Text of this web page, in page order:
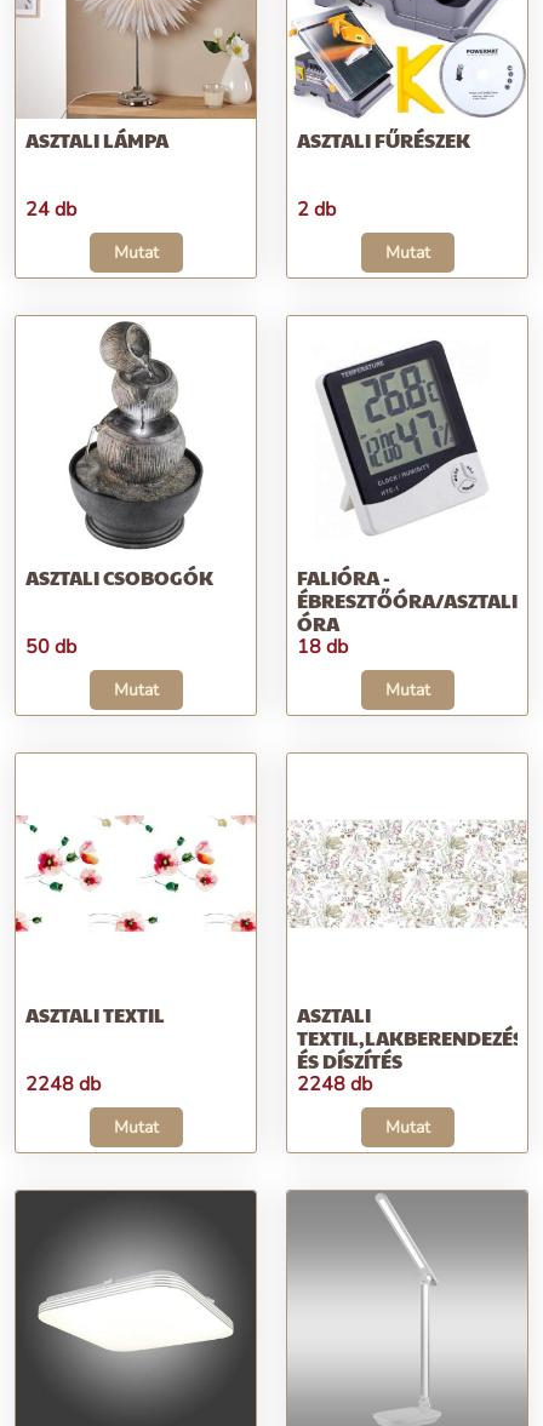
ASZTALI LÁMPA
24 db
Mutat
ASZTALI FŰRÉSZEK
2 db
Mutat
ASZTALI CSOBOGÓK
50 db
Mutat
FALIÓRA -
ÉBRESZTŐÓRA/ASZTALI
ÓRA
18 db
Mutat
ASZTALI TEXTIL
2248 db
Mutat
ASZTALI
TEXTIL,LAKBERENDEZÉS
ÉS DÍSZÍTÉS
2248 db
Mutat